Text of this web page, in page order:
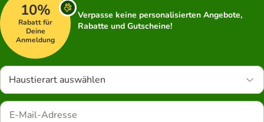
10%
Rabatt für
Deine
Anmeldung
Verpasse keine personalisierten Angebote,
Rabatte und Gutscheine!
Haustierart auswählen